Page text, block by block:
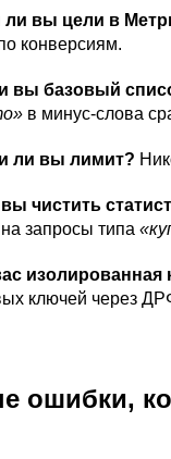
ли вы цели в
конверсиям.
вы базовый
в минус-слова
ли вы лимит?
чистить
запросы типа
изолированная
ключей через
ошибки,